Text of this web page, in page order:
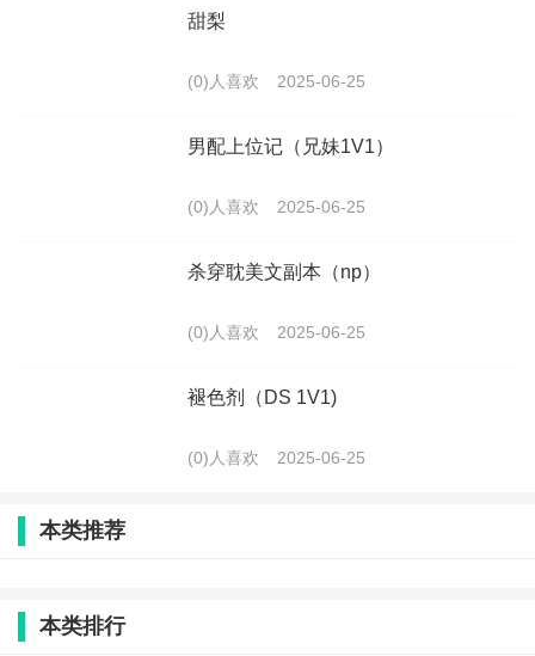
甜梨
(0)人喜欢 2025-06-25
男配上位记（兄妹1V1）
(0)人喜欢 2025-06-25
杀穿耽美文副本（np）
(0)人喜欢 2025-06-25
褪色剂（DS 1V1)
(0)人喜欢 2025-06-25
本类推荐
本类排行